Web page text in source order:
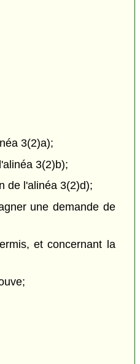
3(2)a);
3(2)b);
de l'alinéa 3(2)d);
une demande de
et concernant la